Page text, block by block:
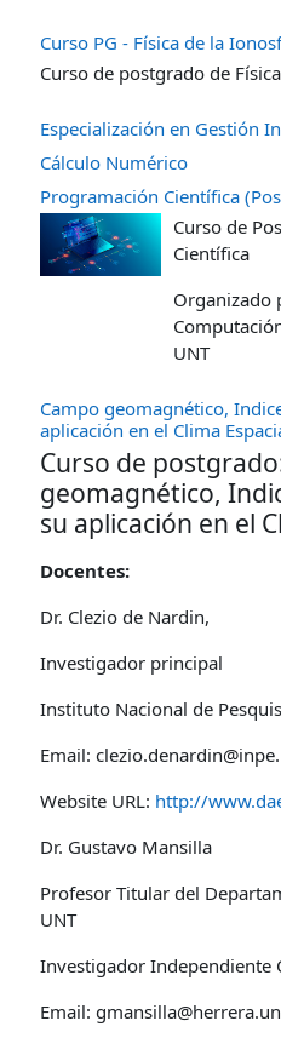
Curso PG - Física de la
Curso de postgrado de
Especialización en Gestión
Cálculo Numérico
Programación Científica
Curso de
Científica
Organizado
UNT
Campo geomagnético,
aplicación en el Clima
Curso de
geomagnético,
su aplicación en el
Docentes:
Dr. Clezio de Nardin,
Investigador principal
Instituto Nacional de
Email:
Website URL: http://
Dr. Gustavo Mansilla
Profesor Titular del
UNT
Investigador Independiente
Email: